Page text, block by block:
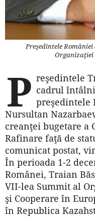
Preşedintele
Organizaţiei
P reşedintele
cadrul
preşedintele
Nursultan
creanţei bugetare a
Rafinare faţă de
comunicat pos­tat,
În perioada 1-2
Românei, Traian
VII-lea Summit al
şi Cooperare în
în Republica